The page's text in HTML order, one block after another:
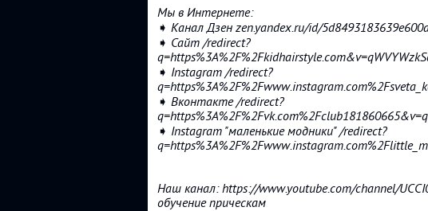
Мы в Интернете:
➧ Канал Дзен zen.yandex.ru/id/
➧ Сайт /redirect?
➧ Instagram /redirect?
➧ Вконтакте /redirect?
➧ Instagram "маленькие модники" /redirect?
Наш канал: https://www.youtube.com/channel/
обучение прическам